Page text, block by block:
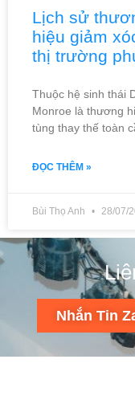
Lịch sử
hiệu giảm
thị trường
Thuộc hệ sinh thái
Monroe là thương
tùng thay thế toàn
ĐỌC THÊM »
Bùi Thọ Anh 28/07/
Nhắn Tin